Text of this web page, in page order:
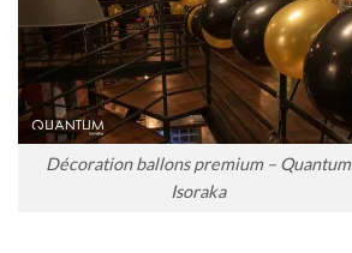
Décoration ballons premium – Quantum
Isoraka